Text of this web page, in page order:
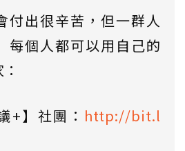
付出很辛苦，但一群人
每個人都可以用自己的
+】社團： http://bit.l